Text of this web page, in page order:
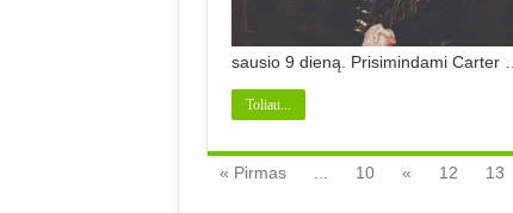
sausio 9 dieną. Prisimindami Carter …
Toliau...
« Pirmas 10 « 12 13